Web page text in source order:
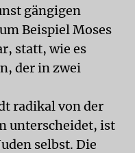
gängigen
Beispiel Moses
statt, wie es
der in zwei
radikal von der
unterscheidet, ist
selbst. Die